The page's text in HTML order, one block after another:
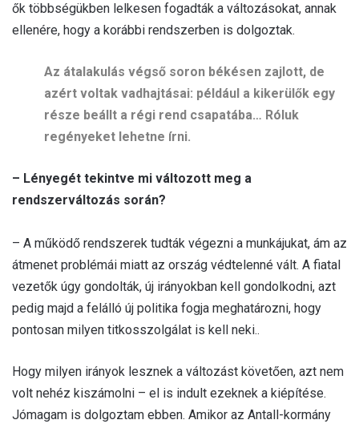
ők többségükben lelkesen fogadták a változásokat, annak
ellenére, hogy a korábbi rendszerben is dolgoztak.
Az átalakulás végső soron békésen zajlott, de
azért voltak vadhajtásai: például a kikerülők egy
része beállt a régi rend csapatába… Róluk
regényeket lehetne írni.
– Lényegét tekintve mi változott meg a
rendszerváltozás során?
– A működő rendszerek tudták végezni a munkájukat, ám az
átmenet problémái miatt az ország védtelenné vált. A fiatal
vezetők úgy gondolták, új irányokban kell gondolkodni, azt
pedig majd a felálló új politika fogja meghatározni, hogy
pontosan milyen titkosszolgálat is kell neki..
Hogy milyen irányok lesznek a változást követően, azt nem
volt nehéz kiszámolni – el is indult ezeknek a kiépítése.
Jómagam is dolgoztam ebben. Amikor az Antall-kormány